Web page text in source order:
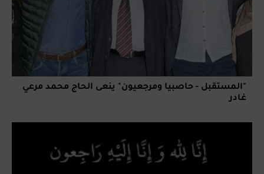
"المستقبل - حاصبيا ومرجعيون" ينعى الحاج محمد مرعي
غادر